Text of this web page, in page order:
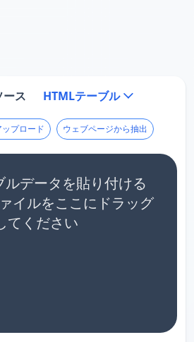
ース HTMLテーブル
プロード ウェブページから抽出
ルデータを貼り付ける
イルをここにドラッグ
てください